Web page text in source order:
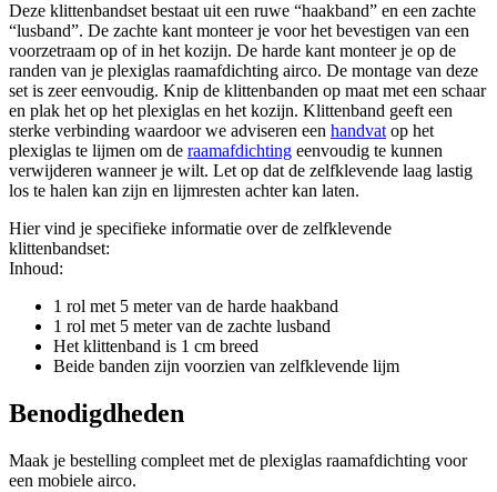
Deze klittenbandset bestaat uit een ruwe “haakband” en een zachte
“lusband”. De zachte kant monteer je voor het bevestigen van een
voorzetraam op of in het kozijn. De harde kant monteer je op de
randen van je plexiglas raamafdichting airco. De montage van deze
set is zeer eenvoudig. Knip de klittenbanden op maat met een schaar
en plak het op het plexiglas en het kozijn. Klittenband geeft een
sterke verbinding waardoor we adviseren een handvat op het
plexiglas te lijmen om de raamafdichting eenvoudig te kunnen
verwijderen wanneer je wilt. Let op dat de zelfklevende laag lastig
los te halen kan zijn en lijmresten achter kan laten.
Hier vind je specifieke informatie over de zelfklevende
klittenbandset:
Inhoud:
1 rol met 5 meter van de harde haakband
1 rol met 5 meter van de zachte lusband
Het klittenband is 1 cm breed
Beide banden zijn voorzien van zelfklevende lijm
Benodigdheden
Maak je bestelling compleet met de plexiglas raamafdichting voor
een mobiele airco.